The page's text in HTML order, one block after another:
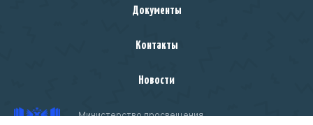
Документы
Контакты
Новости
Министерство просвещения